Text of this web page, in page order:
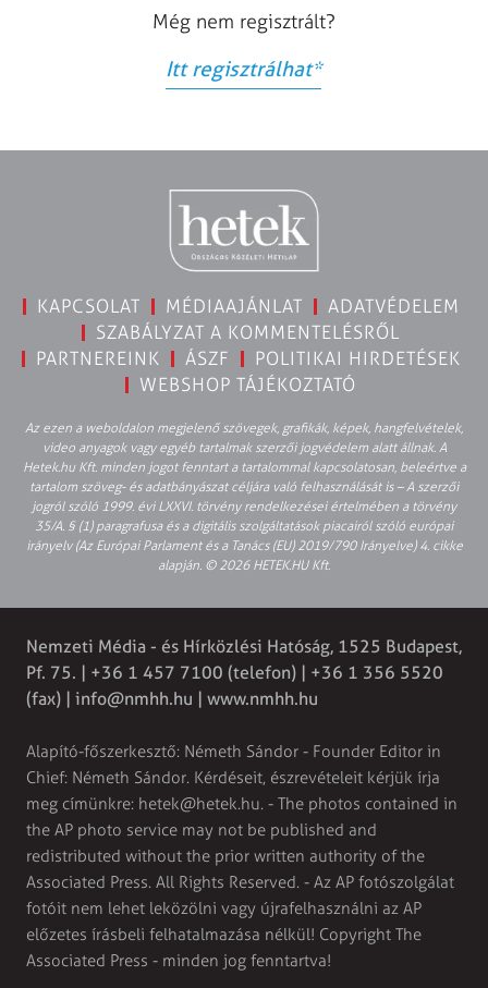
Még nem regisztrált?
Itt regisztrálhat*
KAPCSOLAT MÉDIAAJÁNLAT
ADATVÉDELEM
SZABÁLYZAT A KOMMENTELÉSRŐL
PARTNEREINK
ÁSZF
POLITIKAI HIRDETÉSEK
WEBSHOP TÁJÉKOZTATÓ
Az ezen a weboldalon megjelenő szövegek, grafikák, képek, hangfelvételek,
video anyagok vagy egyéb tartalmak szerzői jogvédelem alatt állnak. A
Hetek.hu Kft. minden jogot fenntart a tartalommal kapcsolatosan, beleértve a
tartalom szöveg- és adatbányászat céljára való felhasználását is – A szerzői
jogról szóló 1999. évi LXXVI. törvény rendelkezései értelmében a törvény
35/A. § (1) paragrafusa és a digitális szolgáltatások piacairól szóló európai
irányelv (Az Európai Parlament és a Tanács (EU) 2019/790 Irányelve) 4. cikke
alapján. © 2026 HETEK.HU Kft.
Nemzeti Média - és Hírközlési Hatóság, 1525 Budapest,
Pf. 75. | +36 1 457 7100 (telefon) | +36 1 356 5520
(fax) | info@nmhh.hu | www.nmhh.hu
Alapító-főszerkesztő: Németh Sándor - Founder Editor in
Chief: Németh Sándor. Kérdéseit, észrevételeit kérjük írja
meg címünkre: hetek@hetek.hu. - The photos contained in
the AP photo service may not be published and
redistributed without the prior written authority of the
Associated Press. All Rights Reserved. - Az AP fotószolgálat
fotóit nem lehet leközölni vagy újrafelhasználni az AP
előzetes írásbeli felhatalmazása nélkül! Copyright The
Associated Press - minden jog fenntartva!